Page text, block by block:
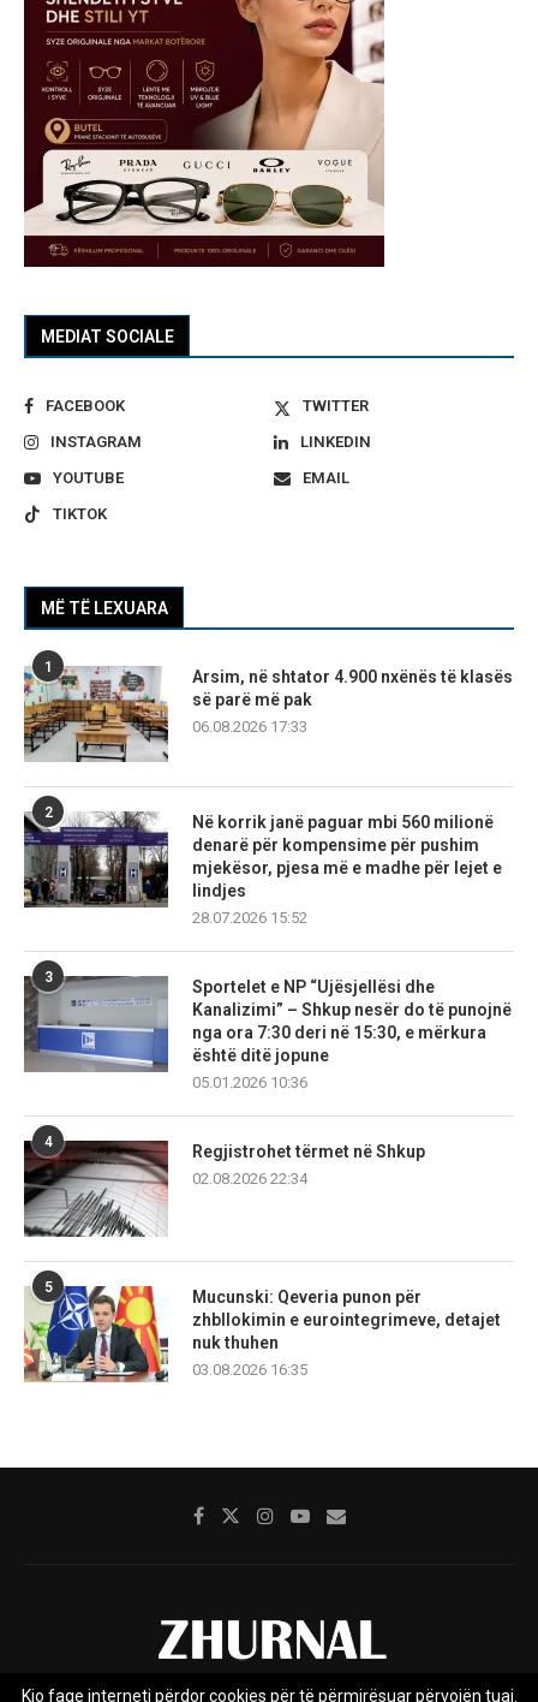
MEDIAT SOCIALE
FACEBOOK
TWITTER
INSTAGRAM
LINKEDIN
YOUTUBE
EMAIL
TIKTOK
MË TË LEXUARA
1
Arsim, në shtator 4.900 nxënës të klasës
së parë më pak
06.08.2026 17:33
2
Në korrik janë paguar mbi 560 milionë
denarë për kompensime për pushim
mjekësor, pjesa më e madhe për lejet e
lindjes
28.07.2026 15:52
3
Sportelet e NP “Ujësjellësi dhe
Kanalizimi” – Shkup nesër do të punojnë
nga ora 7:30 deri në 15:30, e mërkura
është ditë jopune
05.01.2026 10:36
4
Regjistrohet tërmet në Shkup
02.08.2026 22:34
5
Mucunski: Qeveria punon për
zhbllokimin e eurointegrimeve, detajet
nuk thuhen
03.08.2026 16:35
Kjo faqe interneti përdor cookies për të përmirësuar përvojën tuaj.